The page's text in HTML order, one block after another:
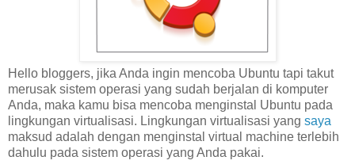
Hello bloggers, jika Anda ingin mencoba Ubuntu tapi takut
merusak sistem operasi yang sudah berjalan di komputer
Anda, maka kamu bisa mencoba menginstal Ubuntu pada
lingkungan virtualisasi. Lingkungan virtualisasi yang saya
maksud adalah dengan menginstal virtual machine terlebih
dahulu pada sistem operasi yang Anda pakai.